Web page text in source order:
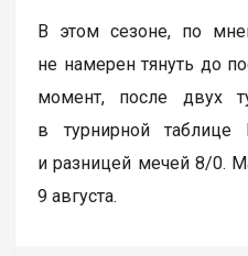
В этом сезоне, по
не намерен тянуть до
момент, после двух
в турнирной
и разницей мечей 8/0.
9 августа.